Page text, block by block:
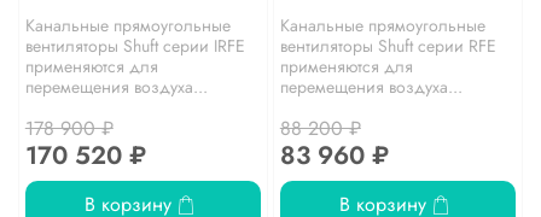
Канальные прямоугольные
вентиляторы Shuft серии IRFE
применяются для
перемещения воздуха...
178 900 ₽
170 520 ₽
В корзину
Канальные прямоугольные
вентиляторы Shuft серии RFE
применяются для
перемещения воздуха...
88 200 ₽
83 960 ₽
В корзину